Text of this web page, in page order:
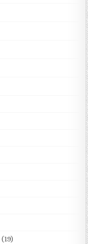
(19)